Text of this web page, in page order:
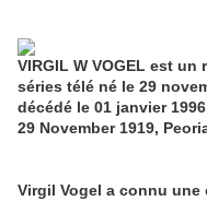
VIRGIL W VOGEL est
séries télé né le 29
décédé le 01 janvier
29 November 1919,
Virgil Vogel a connu